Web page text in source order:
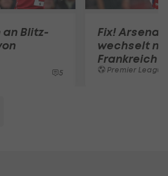
Blitz-
5
Fix!
wechselt
Frankreich
Premier League